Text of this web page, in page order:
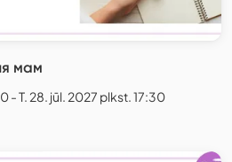
мам
- T. 28. jūl. 2027 plkst. 17:30